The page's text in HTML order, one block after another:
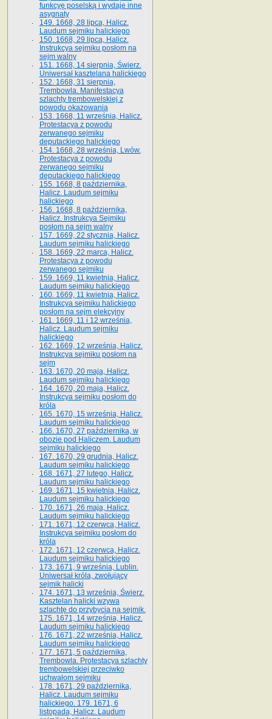
funkcyę poselską i wydaje inne
asygnaty
149. 1668, 28 lipca, Halicz.
Laudum sejmiku halickiego
150. 1668, 29 lipca, Halicz.
Instrukcya sejmiku posłom na
sejm walny
151. 1668, 14 sierpnia, Świerz.
Uniwersał kasztelana halickiego
152. 1668, 31 sierpnia,
Trembowla. Manifestacya
szlachty trembowelskiej z
powodu okazowania
153. 1668, 11 września, Halicz.
Protestacya z powodu
zerwanego sejmiku
deputackiego halickiego
154. 1668, 28 września, Lwów.
Protestacya z powodu
zerwanego sejmiku
deputackiego halickiego
155. 1668, 8 października,
Halicz. Laudum sejmiku
halickiego
156. 1668, 8 października,
Halicz. Instrukcya Sejmiku
posłom na sejm walny
157. 1669, 22 stycznia, Halicz.
Laudum sejmiku halickiego
158. 1669, 22 marca, Halicz.
Protestacya z powodu
zerwanego sejmiku
159. 1669, 11 kwietnia, Halicz.
Laudum sejmiku halickiego
160. 1669, 11 kwietnia, Halicz.
Instrukcya sejmiku halickiego
posłom na sejm elekcyjny
161. 1669, 11 i 12 września,
Halicz. Laudum sejmiku
halickiego
162. 1669, 12 września, Halicz.
Instrukcya sejmiku posłom na
sejm
163. 1670, 20 maja, Halicz.
Laudum sejmiku halickiego
164. 1670, 20 maja, Halicz.
Instrukcya sejmiku posłom do
króla
165. 1670, 15 września, Halicz.
Laudum sejmiku halickiego
166. 1670, 27 października, w
obozie pod Haliczem. Laudum
sejmiku halickiego
167. 1670, 29 grudnia, Halicz.
Laudum sejmiku halickiego
168. 1671, 27 lutego, Halicz.
Laudum sejmiku halickiego
169. 1671, 15 kwietnia, Halicz.
Laudum sejmiku halickiego
170. 1671, 26 maja, Halicz.
Laudum sejmiku halickiego
171. 1671, 12 czerwca, Halicz.
Instrukcya sejmiku posłom do
króla
172. 1671, 12 czerwca, Halicz.
Laudum sejmiku halickiego
173. 1671, 9 września, Lublin.
Uniwersał króla, zwołujący
sejmik halicki
174. 1671, 13 września, Świerz.
Kasztelan halicki wzywa
szlachtę do przybycia na sejmik.
175. 1671, 14 września, Halicz.
Laudum sejmiku halickiego
176. 1671, 22 września, Halicz.
Laudum sejmiku halickiego
177. 1671, 5 października,
Trembowla. Protestacya szlachty
trembowelskiej przeciwko
uchwałom sejmiku
178. 1671, 29 października,
Halicz. Laudum sejmiku
halickiego. 179. 1671, 6
listopada, Halicz. Laudum